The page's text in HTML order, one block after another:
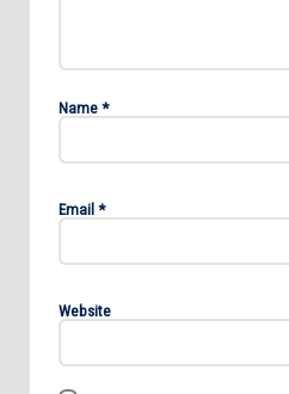
Name *
Email *
Website